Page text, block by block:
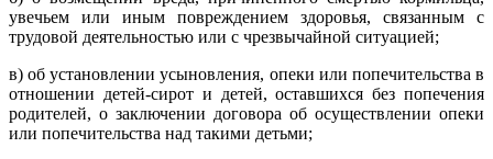
увечьем или иным повреждением здоровья, связанным с
трудовой деятельностью или с чрезвычайной ситуацией;
в) об установлении усыновления, опеки или попечительства в
отношении детей-сирот и детей, оставшихся без попечения
родителей, о заключении договора об осуществлении опеки
или попечительства над такими детьми;